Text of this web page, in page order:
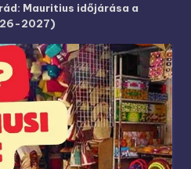
Mauritius időjárása a
2027)